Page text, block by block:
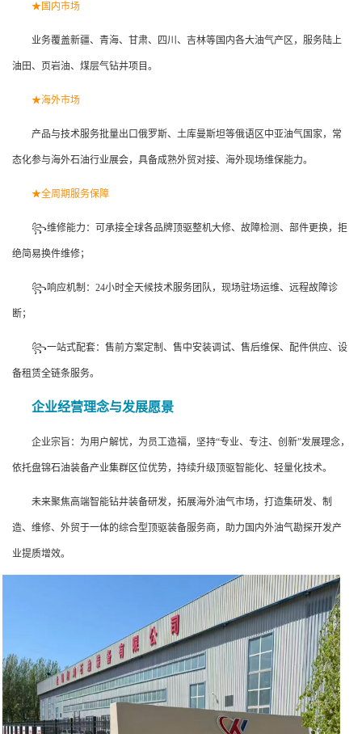
★国内市场
业务覆盖新疆、青海、甘肃、四川、吉林等国内各大油气产区，服务陆上
油田、页岩油、煤层气钻井项目。
★海外市场
产品与技术服务批量出口俄罗斯、土库曼斯坦等俄语区中亚油气国家，常
态化参与海外石油行业展会，具备成熟外贸对接、海外现场维保能力。
★全周期服务保障
꧂维修能力：可承接全球各品牌顶驱整机大修、故障检测、部件更换，拒
绝简易换件维修；
꧂响应机制：24小时全天候技术服务团队，现场驻场运维、远程故障诊
断；
꧂一站式配套：售前方案定制、售中安装调试、售后维保、配件供应、设
备租赁全链条服务。
企业经营理念与发展愿景
企业宗旨：为用户解忧，为员工造福，坚持“专业、专注、创新”发展理念，
依托盘锦石油装备产业集群区位优势，持续升级顶驱智能化、轻量化技术。
未来聚焦高端智能钻井装备研发，拓展海外油气市场，打造集研发、制
造、维修、外贸于一体的综合型顶驱装备服务商，助力国内外油气勘探开发产
业提质增效。